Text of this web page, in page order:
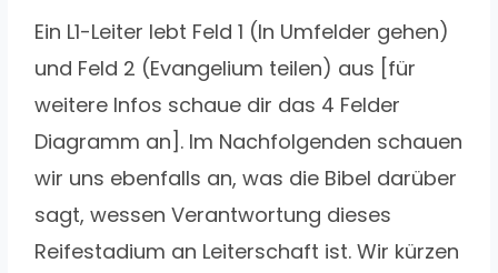
Ein L1-Leiter lebt Feld 1 (In Umfelder gehen)
und Feld 2 (Evangelium teilen) aus [für
weitere Infos schaue dir das 4 Felder
Diagramm an]. Im Nachfolgenden schauen
wir uns ebenfalls an, was die Bibel darüber
sagt, wessen Verantwortung dieses
Reifestadium an Leiterschaft ist. Wir kürzen